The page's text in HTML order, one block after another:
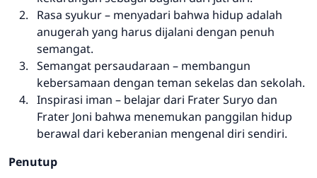
Rasa syukur – menyadari bahwa hidup adalah
anugerah yang harus dijalani dengan penuh
semangat.
Semangat persaudaraan – membangun
kebersamaan dengan teman sekelas dan sekolah.
Inspirasi iman – belajar dari Frater Suryo dan
Frater Joni bahwa menemukan panggilan hidup
berawal dari keberanian mengenal diri sendiri.
Penutup